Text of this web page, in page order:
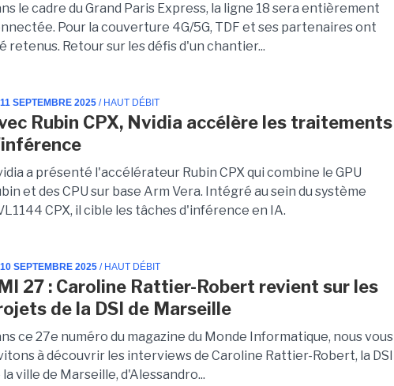
le cadre du Grand Paris Express, la ligne 18 sera entièrement
Pour la couverture 4G/5G, TDF et ses partenaires ont
retenus. Retour sur les défis d'un chantier...
SEPTEMBRE 2025 / HAUT DÉBIT
Rubin CPX, Nvidia accélère les traitements
a présenté l'accélérateur Rubin CPX qui combine le GPU
et des CPU sur base Arm Vera. Intégré au sein du système
CPX, il cible les tâches d'inférence en IA.
SEPTEMBRE 2025 / HAUT DÉBIT
27 : Caroline Rattier-Robert revient sur les
de la DSI de Marseille
ce 27e numéro du magazine du Monde Informatique, nous vous
à découvrir les interviews de Caroline Rattier-Robert, la DSI
la ville de Marseille, d'Alessandro...